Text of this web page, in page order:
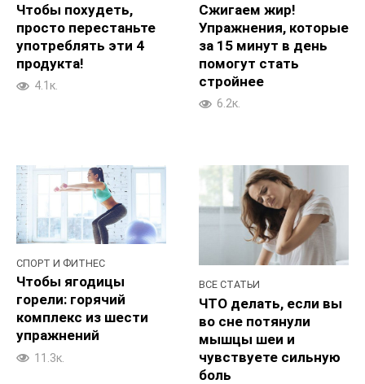
Чтобы похудеть,
просто перестаньте
употреблять эти 4
продукта!
4.1к.
Сжигаем жир!
Упражнения, которые
за 15 минут в день
помогут стать
стройнее
6.2к.
СПОРТ И ФИТНЕС
Чтобы ягодицы
горели: горячий
комплекс из шести
упражнений
11.3к.
ВСЕ СТАТЬИ
ЧТО делать, если вы
во сне потянули
мышцы шеи и
чувствуете сильную
боль